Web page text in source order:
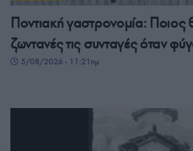
Ποντιακή γαστρονομία: Ποιος
ζωντανές τις συνταγές όταν
5/08/2026 - 11:21πμ